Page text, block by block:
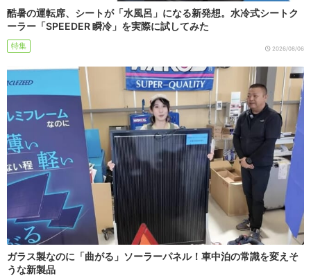
酷暑の運転席、シートが「水風呂」になる新発想。水冷式シートク
ーラー「SPEEDER 瞬冷」を実際に試してみた
特集 2026/08/06
ガラス製なのに「曲がる」ソーラーパネル！車中泊の常識を変えそ
うな新製品